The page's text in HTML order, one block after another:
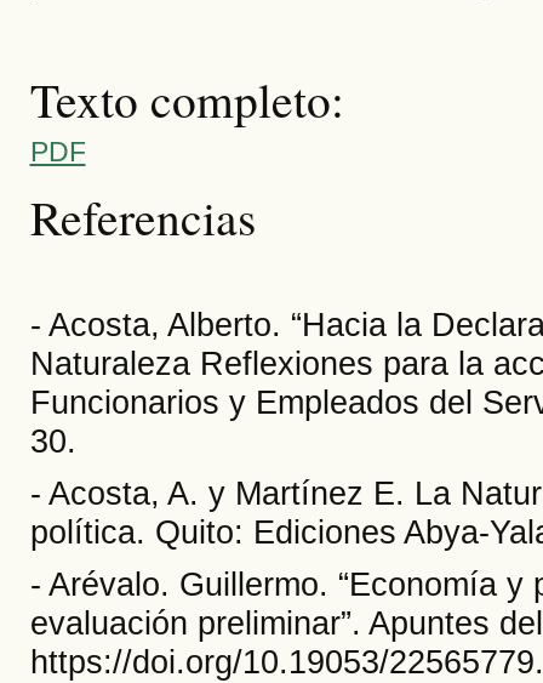
Texto completo:
PDF
Referencias
- Acosta, Alberto. “Hacia la
Naturaleza Reflexiones para la
Funcionarios y Empleados del
30.
- Acosta, A. y Martínez E. La
política. Quito: Ediciones Abya-
- Arévalo. Guillermo. “Economía
evaluación preliminar”. Apuntes
https://doi.org/10.19053/